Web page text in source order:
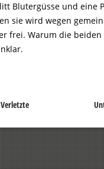
Blutergüsse und eine
sie wird wegen
frei. Warum die